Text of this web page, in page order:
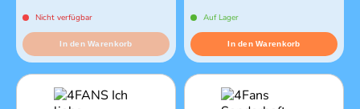
Nicht verfügbar
In den Warenkorb
Auf Lager
In den Warenkorb